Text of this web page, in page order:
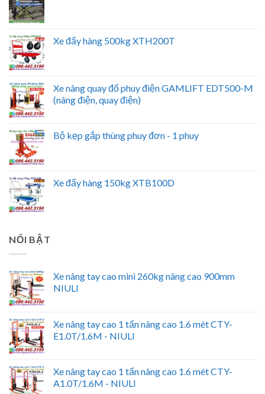
Xe đẩy hàng 500kg XTH200T
Xe nâng quay đổ phuy điện GAMLIFT EDT500-M
(nâng điện, quay điện)
Bộ kẹp gắp thùng phuy đơn - 1 phuy
Xe đẩy hàng 150kg XTB100D
NỔI BẬT
Xe nâng tay cao mini 260kg nâng cao 900mm
NIULI
Xe nâng tay cao 1 tấn nâng cao 1.6 mét CTY-
E1.0T/1.6M - NIULI
Xe nâng tay cao 1 tấn nâng cao 1.6 mét CTY-
A1.0T/1.6M - NIULI